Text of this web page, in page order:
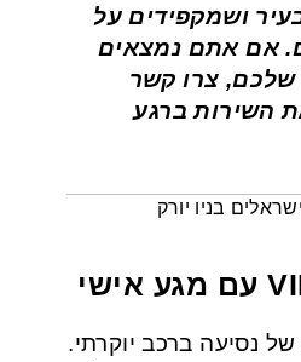
ושמקפידים על
אם אתם נמצאים
שלכם, צרו קשר
השירות ברגע
בניו יורק
נסיעה ברכב יוקרתי.